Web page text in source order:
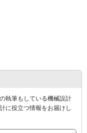
執筆もしている機械設計
に役立つ情報をお届けし